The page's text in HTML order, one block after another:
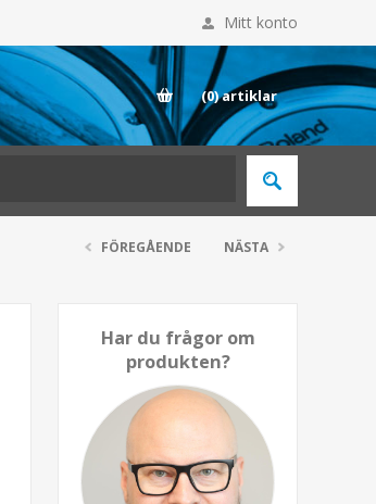
Mitt konto
(0)artiklar
FÖREGÅENDE NÄSTA
Har du frågor om
produkten?